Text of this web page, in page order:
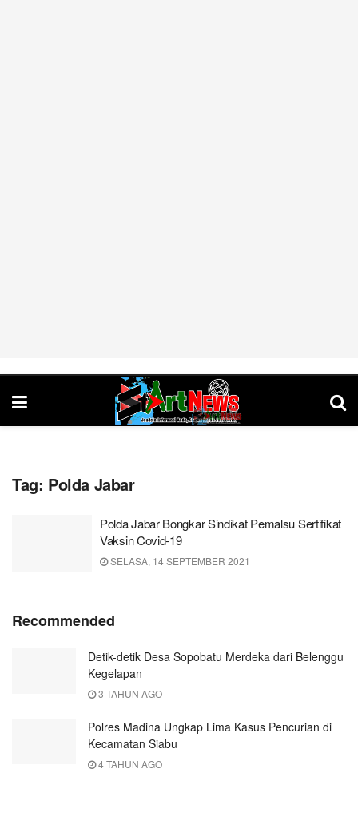
Tag: Polda Jabar
Polda Jabar Bongkar Sindikat Pemalsu Sertifikat
Vaksin Covid-19
SELASA, 14 SEPTEMBER 2021
Recommended
Detik-detik Desa Sopobatu Merdeka dari Belenggu
Kegelapan
3 TAHUN AGO
Polres Madina Ungkap Lima Kasus Pencurian di
Kecamatan Siabu
4 TAHUN AGO